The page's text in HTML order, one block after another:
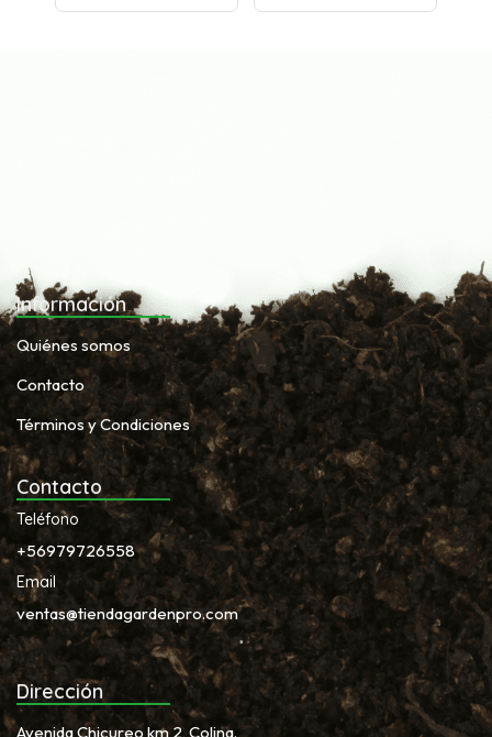
Información
Quiénes somos
Contacto
Términos y Condiciones
Contacto
Teléfono
+56979726558
Email
ventas@tiendagardenpro.com
Dirección
Avenida Chicureo km 2, Colina.